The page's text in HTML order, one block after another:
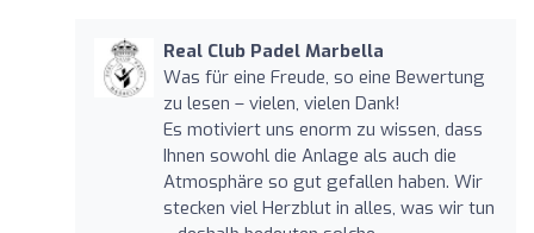
Real Club Padel Marbella
Was für eine Freude, so eine Bewertung
zu lesen – vielen, vielen Dank!
Es motiviert uns enorm zu wissen, dass
Ihnen sowohl die Anlage als auch die
Atmosphäre so gut gefallen haben. Wir
stecken viel Herzblut in alles, was wir tun